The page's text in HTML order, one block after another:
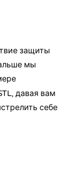
защиты
мы
давая вам
себе